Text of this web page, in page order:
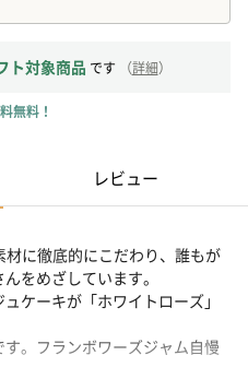
ト対象商品 です （詳細）
無料！
レビュー
材に徹底的にこだわり、誰もが
をめざしています。
ケーキが「ホワイトローズ」
。フランボワーズジャム自慢